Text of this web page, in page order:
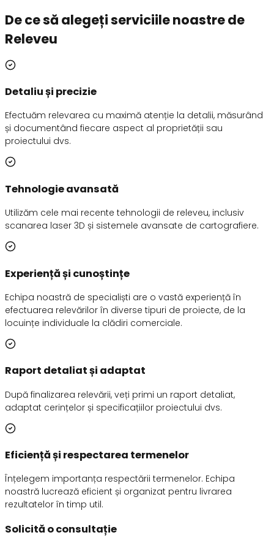
De ce să alegeți serviciile noastre de
Releveu
Detaliu și precizie
Efectuăm relevarea cu maximă atenție la detalii, măsurând
și documentând fiecare aspect al proprietății sau
proiectului dvs.
Tehnologie avansată
Utilizăm cele mai recente tehnologii de releveu, inclusiv
scanarea laser 3D și sistemele avansate de cartografiere.
Experiență și cunoștințe
Echipa noastră de specialiști are o vastă experiență în
efectuarea relevărilor în diverse tipuri de proiecte, de la
locuințe individuale la clădiri comerciale.
Raport detaliat și adaptat
După finalizarea relevării, veți primi un raport detaliat,
adaptat cerințelor și specificațiilor proiectului dvs.
Eficiență și respectarea termenelor
Înțelegem importanța respectării termenelor. Echipa
noastră lucrează eficient și organizat pentru livrarea
rezultatelor în timp util.
Solicită o consultație